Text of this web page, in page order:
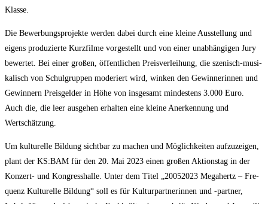
Klasse.
Die Bewer­bungs­pro­jek­te wer­den dabei durch eine klei­ne Aus­stel­lung und
eigens pro­du­zier­te Kurz­fil­me vor­ge­stellt und von einer unab­hän­gi­gen Jury
bewer­tet. Bei einer gro­ßen, öffent­li­chen Preis­ver­lei­hung, die sze­nisch-musi­
ka­lisch von Schul­grup­pen mode­riert wird, win­ken den Gewin­ne­rin­nen und
Gewin­nern Preis­gel­der in Höhe von ins­ge­samt min­des­tens 3.000 Euro.
Auch die, die leer aus­ge­hen erhal­ten eine klei­ne Aner­ken­nung und
Wertschätzung.
Um kul­tu­rel­le Bil­dung sicht­bar zu machen und Mög­lich­kei­ten auf­zu­zei­gen,
plant der KS:BAM für den 20. Mai 2023 einen gro­ßen Akti­ons­tag in der
Kon­zert- und Kon­gress­hal­le. Unter dem Titel „20052023 Mega­hertz – Fre­
quenz Kul­tu­rel­le Bil­dung“ soll es für Kul­tur­part­ne­rin­nen und ‑part­ner,